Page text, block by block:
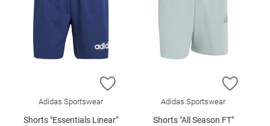
ZUR WUNSCHLISTE HINZUFÜGEN
Adidas Sportswear
Shorts "Essentials Linear"
ZUR
Adidas Sportswear
Shorts "All Season FT"